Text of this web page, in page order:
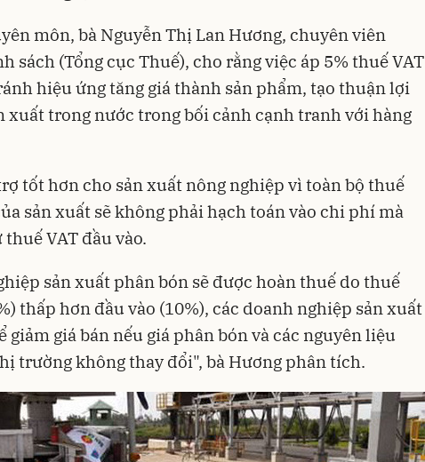
môn, bà Nguyễn Thị Lan Hương, chuyên viên
sách (Tổng cục Thuế), cho rằng việc áp 5% thuế VAT
hiệu ứng tăng giá thành sản phẩm, tạo thuận lợi
xuất trong nước trong bối cảnh cạnh tranh với hàng
tốt hơn cho sản xuất nông nghiệp vì toàn bộ thuế
sản xuất sẽ không phải hạch toán vào chi phí mà
VAT đầu vào.
sản xuất phân bón sẽ được hoàn thuế do thuế
thấp hơn đầu vào (10%), các doanh nghiệp sản xuất
giảm giá bán nếu giá phân bón và các nguyên liệu
trường không thay đổi", bà Hương phân tích.